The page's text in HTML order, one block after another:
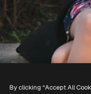
By clicking “Accept All